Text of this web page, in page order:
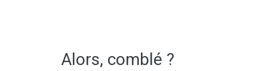
Alors, comblé ?